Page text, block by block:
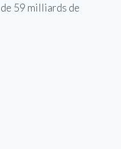
59 milliards de